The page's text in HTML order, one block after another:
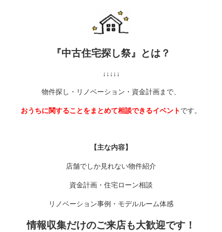
『中古住宅探し祭』とは？
↓↓↓↓↓
物件探し・リノベーション・資金計画まで、
おうちに関することをまとめて相談できるイベントです。
【主な内容】
店舗でしか見れない物件紹介
資金計画・住宅ローン相談
リノベーション事例・モデルルーム体感
情報収集だけのご来店も大歓迎です！